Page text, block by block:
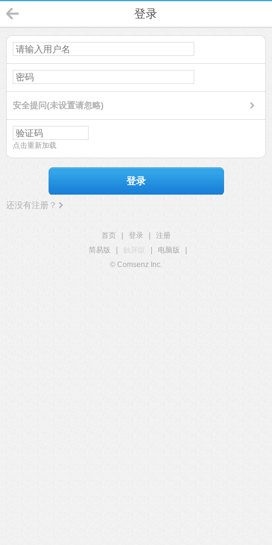
登录
安全提问(未设置请忽略)
点击重新加载
登录
还没有注册？
首页 登录
注册
简易版
触屏版 电脑版
© Comsenz Inc.